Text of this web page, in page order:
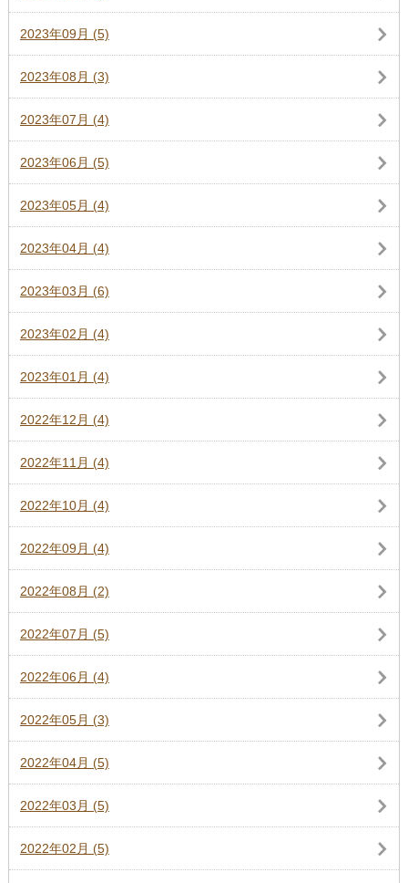
2023年09月 (5)
2023年08月 (3)
2023年07月 (4)
2023年06月 (5)
2023年05月 (4)
2023年04月 (4)
2023年03月 (6)
2023年02月 (4)
2023年01月 (4)
2022年12月 (4)
2022年11月 (4)
2022年10月 (4)
2022年09月 (4)
2022年08月 (2)
2022年07月 (5)
2022年06月 (4)
2022年05月 (3)
2022年04月 (5)
2022年03月 (5)
2022年02月 (5)